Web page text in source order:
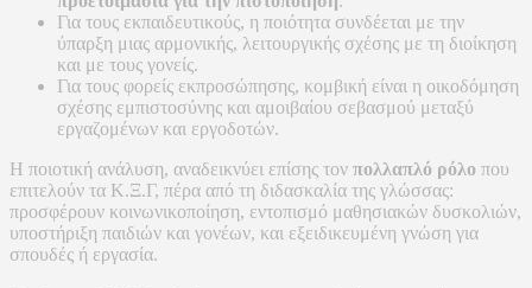
Για τους εκπαιδευτικούς, η ποιότητα συνδέεται με την
ύπαρξη μιας αρμονικής, λειτουργικής σχέσης με τη διοίκηση
και με τους γονείς.
Για τους φορείς εκπροσώπησης, κομβική είναι η οικοδόμηση
σχέσης εμπιστοσύνης και αμοιβαίου σεβασμού μεταξύ
εργαζομένων και εργοδοτών.
Η ποιοτική ανάλυση, αναδεικνύει επίσης τον πολλαπλό ρόλο που
επιτελούν τα Κ.Ξ.Γ, πέρα από τη διδασκαλία της γλώσσας:
προσφέρουν κοινωνικοποίηση, εντοπισμό μαθησιακών δυσκολιών,
υποστήριξη παιδιών και γονέων, και εξειδικευμένη γνώση για
σπουδές ή εργασία.